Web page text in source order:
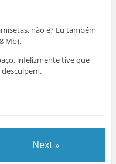
não é? Eu também
Mb).
infelizmente tive que
Next »